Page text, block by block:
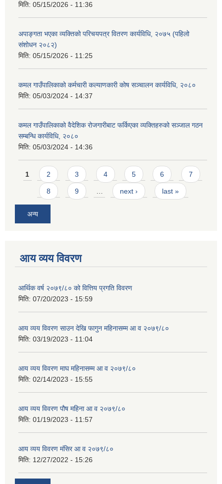
मिति: 05/15/2026 - 11:36
अपाङ्गता भएका व्यक्तिको परिचयपत्र वितरण कार्यविधि, २०७५ (पहिलो
संशोधन २०८२)
मिति: 05/15/2026 - 11:25
कमल गाउँपालिकाको कर्मचारी कल्याणकारी कोष सञ्चालन कार्यविधि, २०८०
मिति: 05/03/2024 - 14:37
कमल गाउँपालिकाको वैदेशिक रोजगारीबाट फर्किएका व्यक्तिहरुको सञ्जाल गठन
सम्बन्धि कार्यविधि, २०८०
मिति: 05/03/2024 - 14:36
Pages
1 2 3 4 5 6 7
8 9 next › last »
अन्य
आय व्यय विवरण
आर्थिक वर्ष २०७९/८० को वित्तिय प्रगति विवरण
मिति: 07/20/2023 - 15:59
आय व्यय विवरण साउन देखि फागुन महिनासम्म आ व २०७९/८०
मिति: 03/19/2023 - 11:04
आय व्यय विवरण माघ महिनासम्म आ व २०७९/८०
मिति: 02/14/2023 - 15:55
आय व्यय विवरण पौष महिना आ व २०७९/८०
मिति: 01/19/2023 - 11:57
आय व्यय विवरण मंसिर आ व २०७९/८०
मिति: 12/27/2022 - 15:26